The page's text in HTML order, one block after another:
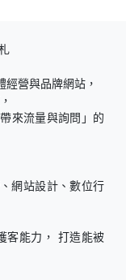
營與品牌網站，
來流量與詢問」的
網站設計、數位行
客能力， 打造能被